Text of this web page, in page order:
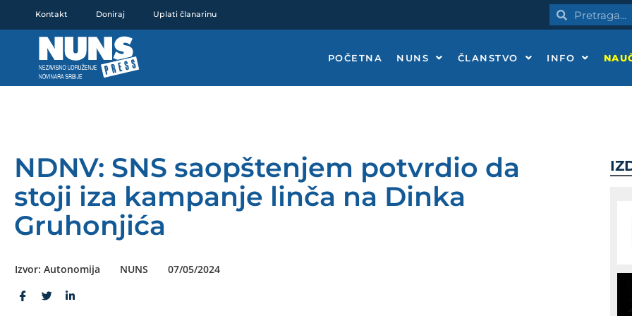
Kontakt Doniraj Uplati članarinu PretragaPretraga
POČETNA NUNS ČLANSTVO INFO
NDNV: SNS saopštenjem potvrdio da
stoji iza kampanje linča na Dinka
Gruhonjića
Izvor: Autonomija NUNS 07/05/2024